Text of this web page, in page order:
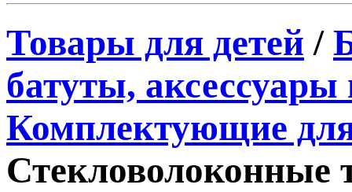
Товары для детей /
батуты,
Комплектующие
Стекловолоконные